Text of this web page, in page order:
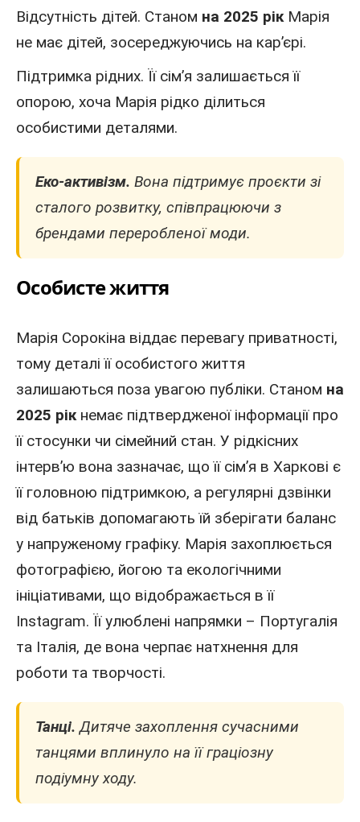
Відсутність дітей. Станом на 2025 рікМарія
не має дітей, зосереджуючись на кар’єрі.
Підтримка рідних. Її сім’я залишається її
опорою, хоча Марія рідко ділиться
особистими деталями.
Еко-активізм. Вона підтримує проєкти зі
сталого розвитку, співпрацюючи з
брендами переробленої моди.
Особисте життя
Марія Сорокіна віддає перевагу приватності,
тому деталі її особистого життя
залишаються поза увагою публіки. Станом на
2025 рікнемає підтвердженої інформації про
її стосунки чи сімейний стан. У рідкісних
інтерв’ю вона зазначає, що її сім’я в Харкові є
її головною підтримкою, а регулярні дзвінки
від батьків допомагають їй зберігати баланс
у напруженому графіку. Марія захоплюється
фотографією, йогою та екологічними
ініціативами, що відображається в її
Instagram. Її улюблені напрямки – Португалія
та Італія, де вона черпає натхнення для
роботи та творчості.
Танці. Дитяче захоплення сучасними
танцями вплинуло на її граціозну
подіумну ходу.